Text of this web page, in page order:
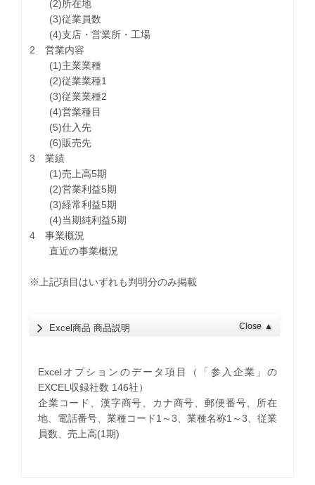
(2)所在地
(3)従業員数
(4)支店・営業所・工場
2 営業内容
(1)主業業種
(2)従業業種1
(3)従業業種2
(4)営業種目
(5)仕入先
(6)販売先
3 業績
(1)売上高5期
(2)営業利益5期
(3)経常利益5期
(4)当期純利益5期
4 事業概況
直近の事業概況
※上記項目はいずれも判明分のみ掲載
Excel商品 商品説明 Close ▲
Excelオプションのデータ項目（「参入企業」の
EXCEL収録社数 146社）
企業コード、漢字商号、カナ商号、郵便番号、所在
地、電話番号、業種コード1～3、業種名称1～3、従業
員数、売上高(1期)